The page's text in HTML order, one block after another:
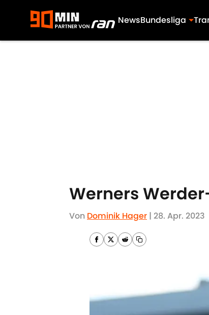
NewsBundesliga
Werners
Von Dominik Hager | 28. Apr. 2023